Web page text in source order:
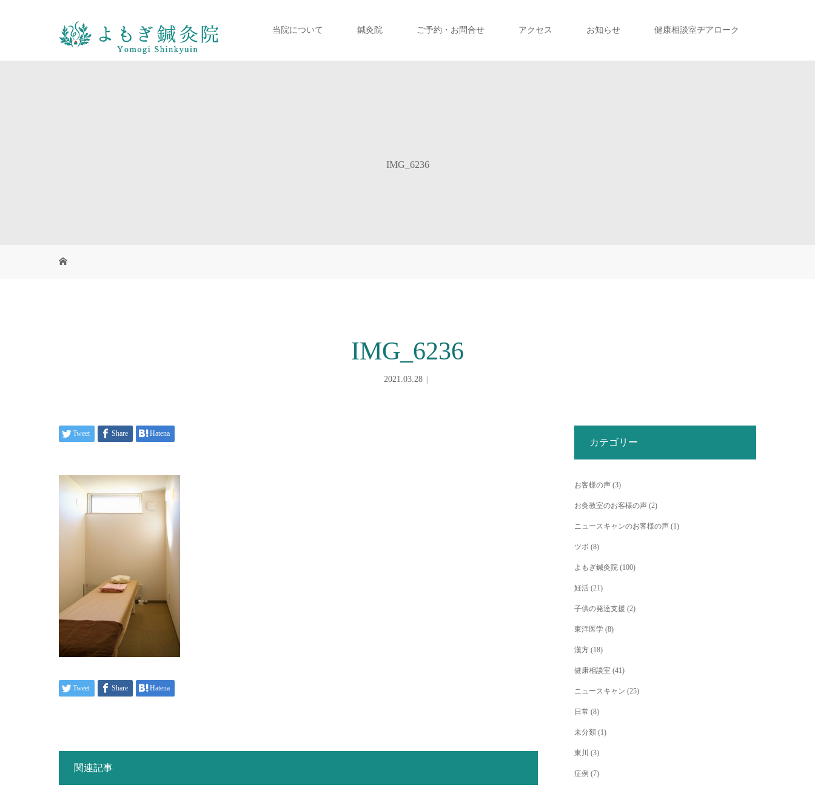
当院について 鍼灸院 ご予約・お問合せ アクセス お知らせ 健康相談室ヂアローク
IMG_6236
IMG_6236
2021.03.28
Tweet Share Hatena
Tweet Share Hatena
関連記事
カテゴリー
お客様の声 (3)
お灸教室のお客様の声 (2)
ニュースキャンのお客様の声 (1)
ツボ (8)
よもぎ鍼灸院 (100)
妊活 (21)
子供の発達支援 (2)
東洋医学 (8)
漢方 (18)
健康相談室 (41)
ニュースキャン (25)
日常 (8)
未分類 (1)
東川 (3)
症例 (7)